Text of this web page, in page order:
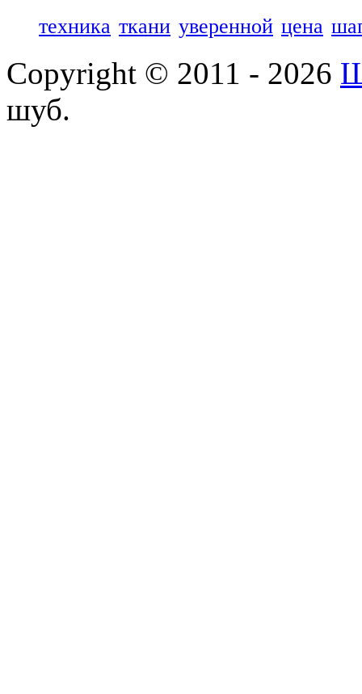
техника ткани уверенной цена
Copyright © 2011 - 2026
шуб.